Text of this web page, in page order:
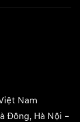
Nam
Đông, Hà Nội –